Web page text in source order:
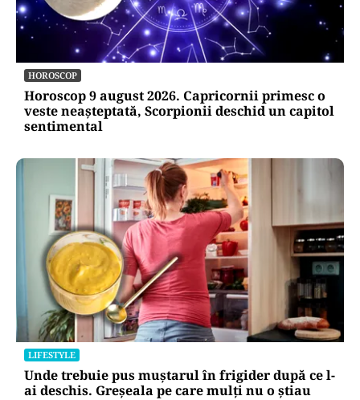
HOROSCOP
Horoscop 9 august 2026. Capricornii primesc o
veste neașteptată, Scorpionii deschid un capitol
sentimental
LIFESTYLE
Unde trebuie pus muștarul în frigider după ce l-
ai deschis. Greșeala pe care mulți nu o știau